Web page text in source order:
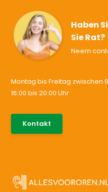
Haben
Sie Rat?
Neem
Montag bis Freitag zwischen
16:00 bis 20:00 Uhr
Kontakt